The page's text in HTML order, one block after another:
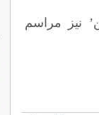
نیز مراسم